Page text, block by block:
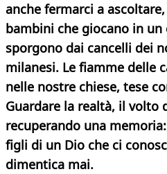
anche fermarci a
bambini che giocano in un
sporgono dai cancelli dei
milanesi. Le fiamme delle
nelle nostre chiese, tese
Guardare la realtà, il volto
recuperando una
figli di un Dio che ci
dimentica mai.